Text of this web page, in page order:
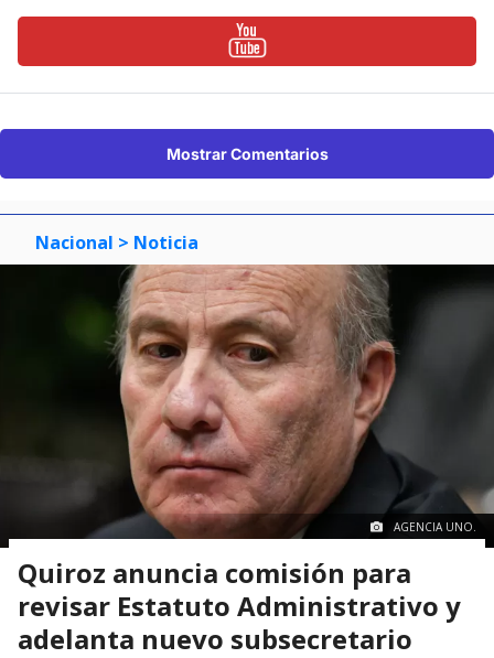
Mostrar Comentarios
Nacional > Noticia
AGENCIA UNO.
Quiroz anuncia comisión para
revisar Estatuto Administrativo y
adelanta nuevo subsecretario